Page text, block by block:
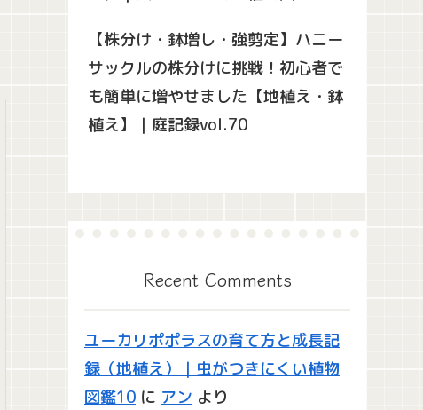
【株分け・鉢増し・強剪定】ハニー
サックルの株分けに挑戦！初心者で
も簡単に増やせました【地植え・鉢
植え】｜庭記録vol.70
Recent Comments
ユーカリポポラスの育て方と成長記
録（地植え）｜虫がつきにくい植物
図鑑10 に アン より